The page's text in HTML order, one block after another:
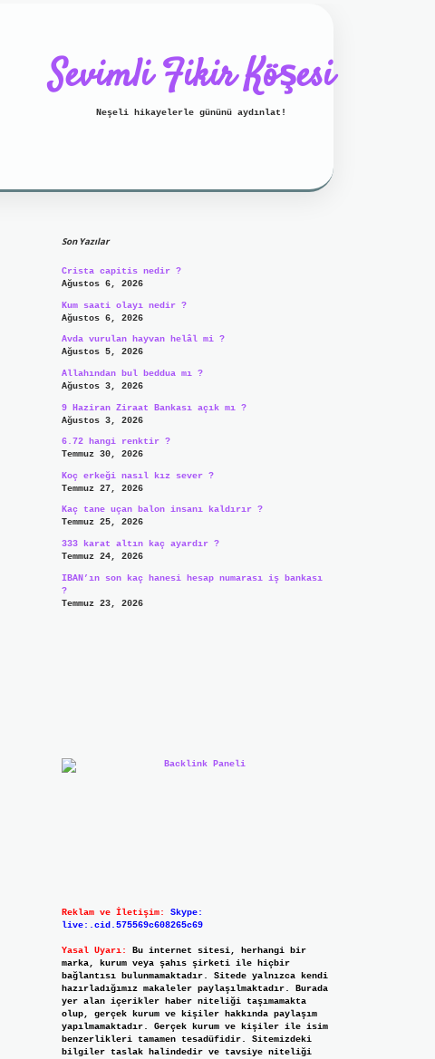
Sevimli Fikir Köşesi
Neşeli hikayelerle gününü aydınlat!
Son Yazılar
Crista capitis nedir ?
Ağustos 6, 2026
Kum saati olayı nedir ?
Ağustos 6, 2026
Avda vurulan hayvan helâl mi ?
Ağustos 5, 2026
Allahından bul beddua mı ?
Ağustos 3, 2026
9 Haziran Ziraat Bankası açık mı ?
Ağustos 3, 2026
6.72 hangi renktir ?
Temmuz 30, 2026
Koç erkeği nasıl kız sever ?
Temmuz 27, 2026
Kaç tane uçan balon insanı kaldırır ?
Temmuz 25, 2026
333 karat altın kaç ayardır ?
Temmuz 24, 2026
IBAN’ın son kaç hanesi hesap numarası iş bankası
?
Temmuz 23, 2026
Reklam ve İletişim:
Skype:
live:.cid.575569c608265c69
Yasal Uyarı:
Bu internet sitesi, herhangi bir
marka, kurum veya şahıs şirketi ile hiçbir
bağlantısı bulunmamaktadır. Sitede yalnızca kendi
hazırladığımız makaleler paylaşılmaktadır. Burada
yer alan içerikler haber niteliği taşımamakta
olup, gerçek kurum ve kişiler hakkında paylaşım
yapılmamaktadır. Gerçek kurum ve kişiler ile isim
benzerlikleri tamamen tesadüfidir. Sitemizdeki
bilgiler taslak halindedir ve tavsiye niteliği